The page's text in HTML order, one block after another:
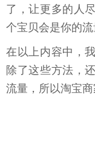
了，让更多的人
个宝贝会是你的流
在以上内容中，
除了这些方法，
流量，所以淘宝商